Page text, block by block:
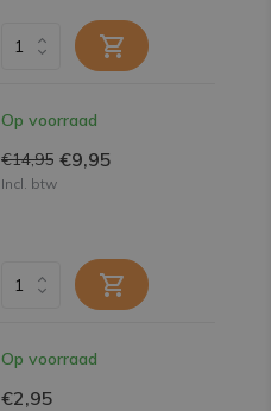
Op voorraad
€14,95 €9,95
Incl. btw
Op voorraad
€2,95